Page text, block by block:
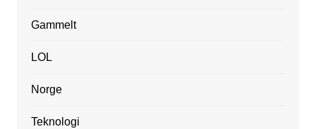
Gammelt
LOL
Norge
Teknologi